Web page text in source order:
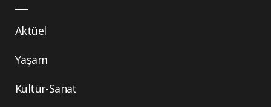
Aktüel
Yaşam
Kültür-Sanat